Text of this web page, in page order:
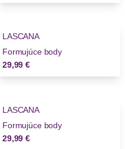
LASCANA
Formujúce body
29,99 €
LASCANA
Formujúce body
29,99 €